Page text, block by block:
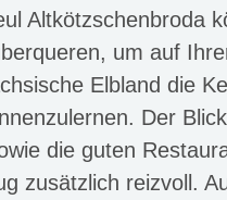
Altkötzschenbroda
um auf
Elbland die
Der
die guten
zusätzlich reizvoll.